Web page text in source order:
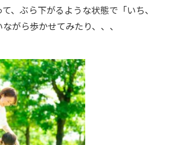
、ぶら下がるような状態で「いち、
がら歩かせてみたり、、、